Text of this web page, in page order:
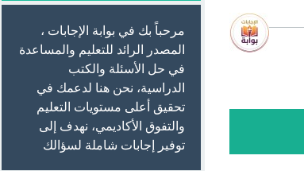
مرحباً بك في بوابة الإجابات ،
المصدر الرائد للتعليم والمساعدة
في حل الأسئلة والكتب
الدراسية، نحن هنا لدعمك في
تحقيق أعلى مستويات التعليم
والتفوق الأكاديمي، نهدف إلى
توفير إجابات شاملة لسؤالك